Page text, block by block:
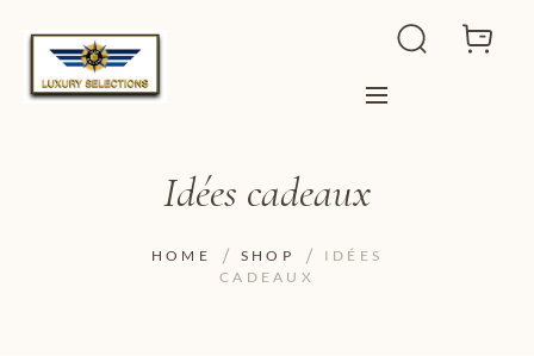
Idées cadeaux
HOME SHOP
IDÉES
CADEAUX